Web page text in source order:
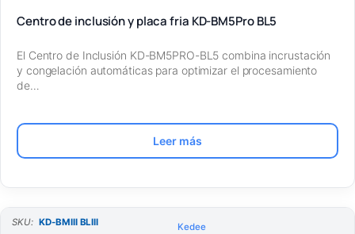
Centro de inclusión y placa fria KD-BM5Pro BL5
El Centro de Inclusión KD-BM5PRO-BL5 combina incrustación
y congelación automáticas para optimizar el procesamiento
de…
Leer más
SKU: KD-BMIII BLIII Kedee